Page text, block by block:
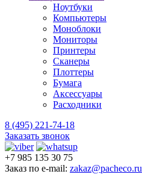
Ноутбуки
Компьютеры
Моноблоки
Мониторы
Принтеры
Сканеры
Плоттеры
Бумага
Аксессуары
Расходники
8 (495) 221-74-18
Заказать звонок
+7 985 135 30 75
Заказ по e-mail: zakaz@pacheco.ru